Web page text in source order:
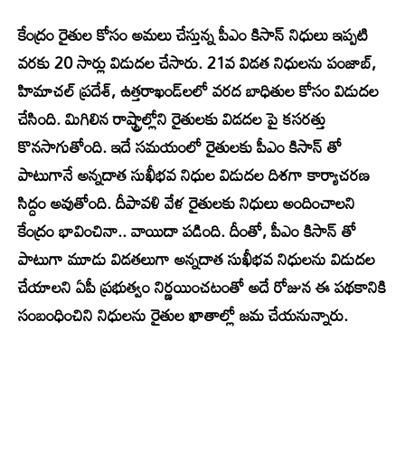
కేంద్రం రైతుల కోసం అమలు చేస్తున్న పీఎం కిసాన్ నిధులు ఇప్పటి
వరకు 20 సార్లు విడుదల చేసారు. 21వ విడత నిధులను పంజాబ్,
హిమాచల్ ప్రదేశ్, ఉత్తరాఖండ్‌లలో వరద బాధితుల కోసం విడుదల
చేసింది. మిగిలిన రాష్ట్రాల్లోని రైతులకు విడదల పై కసరత్తు
కొనసాగుతోంది. ఇదే సమయంలో రైతులకు పీఎం కిసాన్ తో
పాటుగానే అన్నదాత సుఖీభవ నిధుల విడుదల దిశగా కార్యాచరణ
సిద్దం అవుతోంది. దీపావళి వేళ రైతులకు నిధులు అందించాలని
కేంద్రం భావించినా.. వాయిదా పడింది. దీంతో, పీఎం కిసాన్ తో
పాటుగా మూడు విడతలుగా అన్నదాత సుఖీభవ నిధులను విడుదల
చేయాలని ఏపీ ప్రభుత్వం నిర్ణయించటంతో అదే రోజున ఈ పథకానికి
సంబంధించిని నిధులను రైతుల ఖాతాల్లో జమ చేయనున్నారు.